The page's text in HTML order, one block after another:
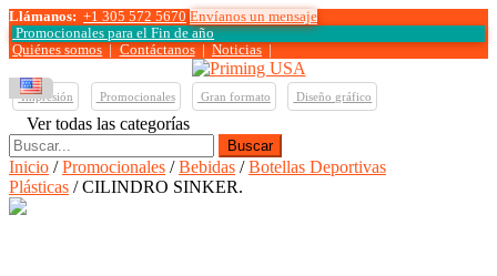
Llámanos: +1 305 572 5670 Envíanos un mensaje
Promocionales para elFin de año
Quiénes somos
Contáctanos Noticias
Impresión Promocionales Gran formato Diseño gráfico
Ver todas las categorías
Buscar:
Inicio /Promocionales /Bebidas /Botellas Deportivas
Plásticas / CILINDRO SINKER.